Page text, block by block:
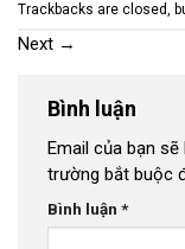
Trackbacks are closed,
Next →
Bình luận
Email của bạn
trường bắt buộc
Bình luận *